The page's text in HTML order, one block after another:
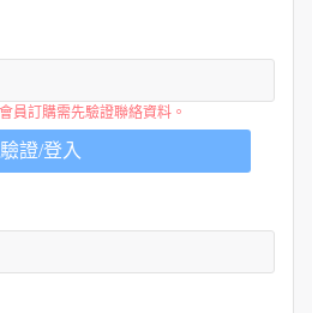
員訂購需先驗證聯絡資料。
驗證/登入